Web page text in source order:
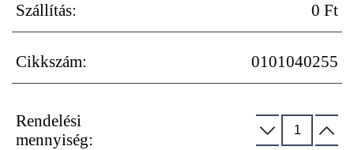
Szállítás: 0 Ft
Cikkszám: 0101040255
Rendelési
mennyiség: